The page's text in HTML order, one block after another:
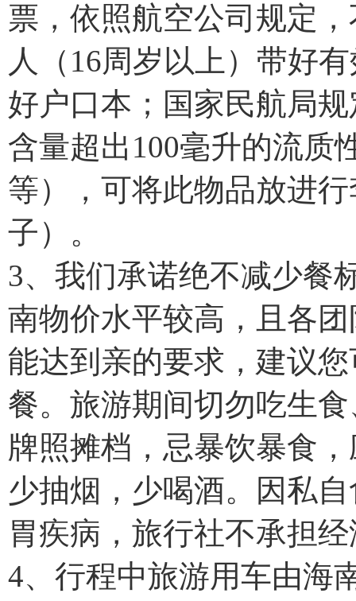
票，依照航空公司规定
人（16周岁以上）带好
好户口本；国家民航局
含量超出100毫升的流质
等），可将此物品放进
子）。
3、我们承诺绝不减少餐
南物价水平较高，且各
能达到亲的要求，建议
餐。旅游期间切勿吃生
牌照摊档，忌暴饮暴食
少抽烟，少喝酒。因私
胃疾病，旅行社不承担
4、行程中旅游用车由海